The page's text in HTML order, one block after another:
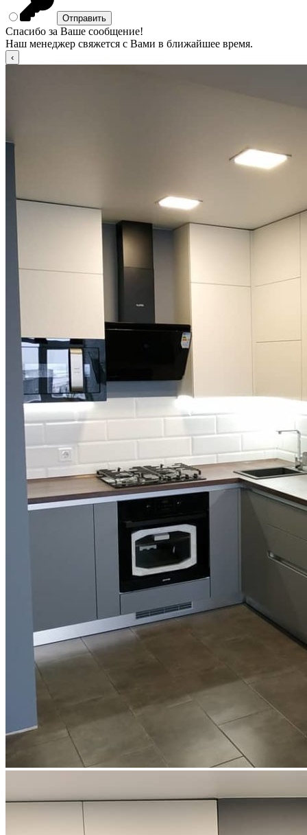
Спасибо за Ваше сообщение!
Наш менеджер свяжется с Вами в ближайшее время.